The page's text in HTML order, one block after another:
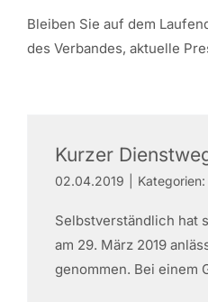
Bleiben Sie auf dem
des Verbandes, aktuelle
Kurzer
02.04.2019 Kategorien:
Selbstverständlich hat
am 29. März 2019
genommen. Bei einem